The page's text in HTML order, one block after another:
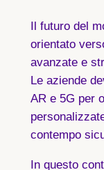
Il futuro del
orientato
avanzate e
Le aziende
AR e 5G per
contempo
In questo